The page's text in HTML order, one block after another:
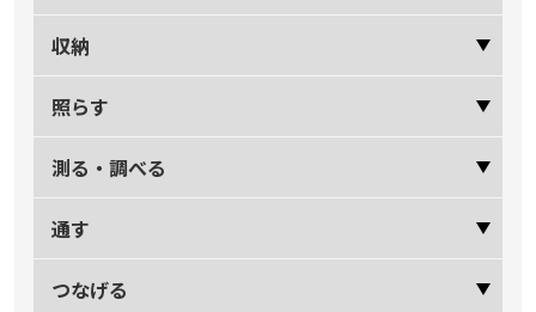
収納
照らす
測る・調べる
通す
つなげる